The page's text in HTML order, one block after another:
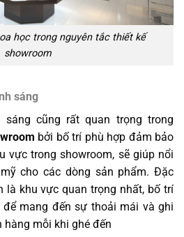
học trong nguyên tắc thiết kế
showroom
sáng
cũng rất quan trọng trong
bởi bố trí phù hợp đảm bảo
vực trong showroom, sẽ giúp nổi
cho các dòng sản phẩm. Đặc
là khu vực quan trọng nhất, bố trí
mang đến sự thoải mái và ghi
mỗi khi ghé đến